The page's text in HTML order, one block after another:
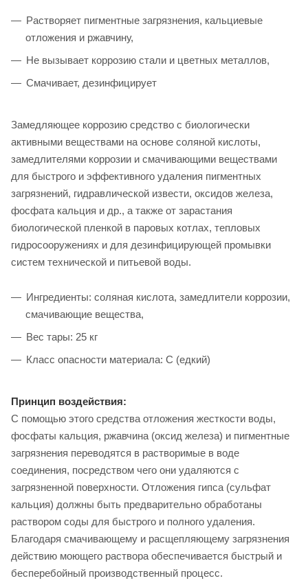
Растворяет пигментные загрязнения, кальциевые
отложения и ржавчину,
Не вызывает коррозию стали и цветных металлов,
Смачивает, дезинфицирует
Замедляющее коррозию средство с биологически
активными веществами на основе соляной кислоты,
замедлителями коррозии и смачивающими веществами
для быстрого и эффективного удаления пигментных
загрязнений, гидравлической извести, оксидов железа,
фосфата кальция и др., а также от зарастания
биологической пленкой в паровых котлах, тепловых
гидросооружениях и для дезинфицирующей промывки
систем технической и питьевой воды.
Ингредиенты: соляная кислота, замедлители коррозии,
смачивающие вещества,
Вес тары: 25 кг
Класс опасности материала: С (едкий)
Принцип воздействия:
С помощью этого средства отложения жесткости воды,
фосфаты кальция, ржавчина (оксид железа) и пигментные
загрязнения переводятся в растворимые в воде
соединения, посредством чего они удаляются с
загрязненной поверхности. Отложения гипса (сульфат
кальция) должны быть предварительно обработаны
раствором соды для быстрого и полного удаления.
Благодаря смачивающему и расщепляющему загрязнения
действию моющего раствора обеспечивается быстрый и
бесперебойный производственный процесс.